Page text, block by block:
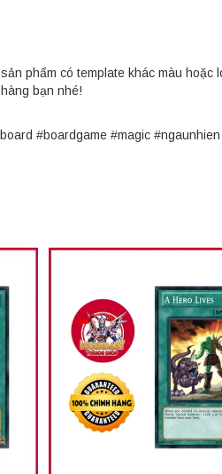
phẩm có template khác màu hoặc
bạn nhé!
#boardgame #magic